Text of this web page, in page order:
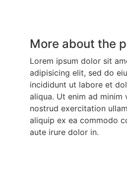
More about the
Lorem ipsum dolor sit
adipisicing elit, sed do
incididunt ut labore et
aliqua. Ut enim ad minim
nostrud exercitation
aliquip ex ea commodo
aute irure dolor in.